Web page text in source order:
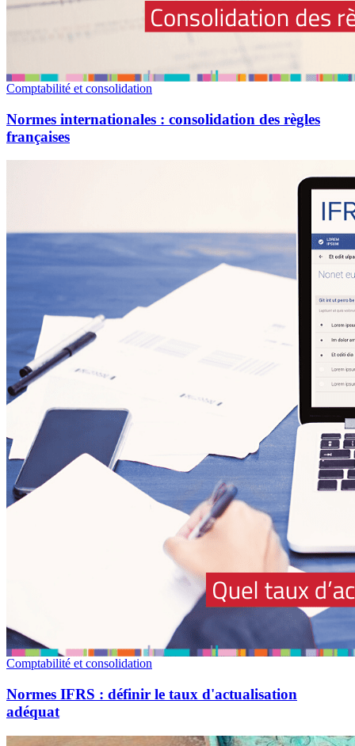
Comptabilité et consolidation
Normes internationales : consolidation des règles
françaises
Comptabilité et consolidation
Normes IFRS : définir le taux d'actualisation
adéquat